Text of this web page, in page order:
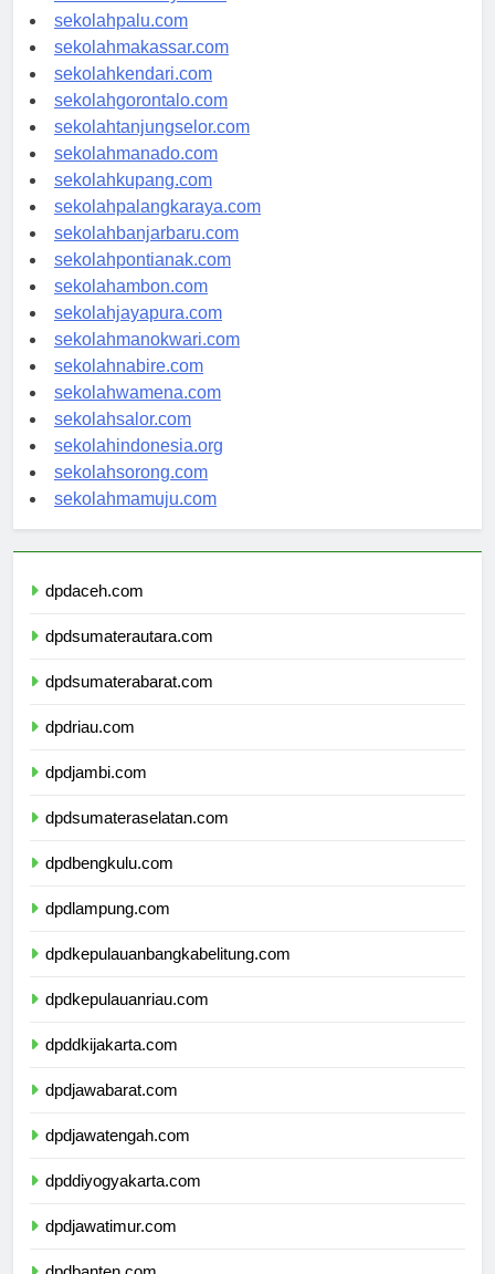
sekolahsurabaya.com
sekolahpalu.com
sekolahmakassar.com
sekolahkendari.com
sekolahgorontalo.com
sekolahtanjungselor.com
sekolahmanado.com
sekolahkupang.com
sekolahpalangkaraya.com
sekolahbanjarbaru.com
sekolahpontianak.com
sekolahambon.com
sekolahjayapura.com
sekolahmanokwari.com
sekolahnabire.com
sekolahwamena.com
sekolahsalor.com
sekolahindonesia.org
sekolahsorong.com